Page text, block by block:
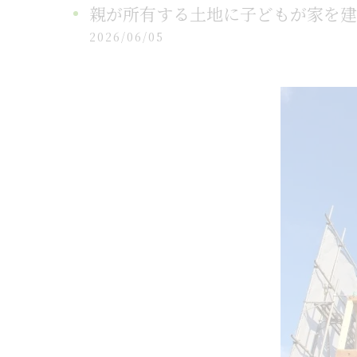
親が所有する土地に子どもが家を
2026/06/05